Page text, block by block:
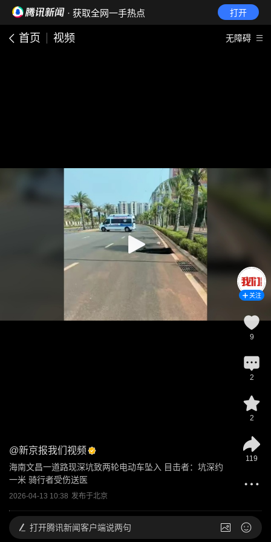
· 获取全网一手热点 打开
首页 视频 无障碍
@新京报我们视频
海南文昌一道路现深坑致两轮电动车坠入 目击者：坑深约
一米 骑行者受伤送医
2026-04-13 10:38 发布于北京
关注
9
2
2
119
打开腾讯新闻客户端说两句